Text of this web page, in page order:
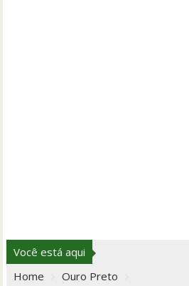
Você está aqui
Home
Ouro Preto